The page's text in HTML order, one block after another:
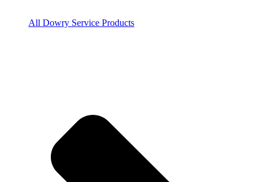
All Dowry Service Products